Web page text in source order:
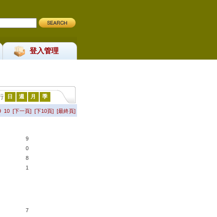
登入管理
日 週 月 季
10 [下一頁] [下10頁] [最終頁]
9
0
8
1
7